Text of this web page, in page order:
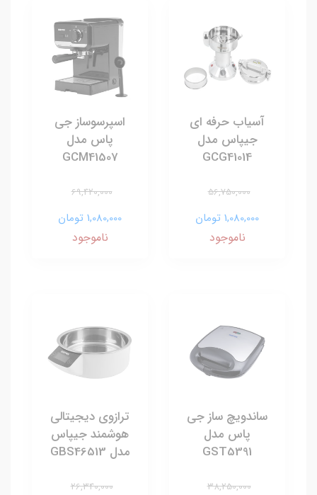
آسیاب حرفه ای
جیپاس مدل
GCG41014
56,750,000
1,080,000 تومان
ناموجود
اسپرسوساز جی
پاس مدل
GCM41507
69,420,000
1,080,000 تومان
ناموجود
ساندویچ ساز جی
پاس مدل
GST5391
38,250,000
ترازوی دیجیتالی
هوشمند جیپاس
مدل GBS46513
26,340,000